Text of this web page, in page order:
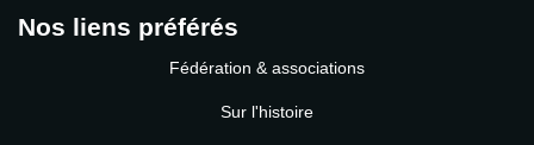
Nos liens préférés
Fédération & associations
Sur l'histoire